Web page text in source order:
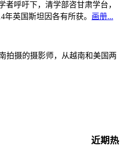
者呼吁下，清学部咨甘肃学台，
英国斯坦因各有所获。 画册...
拍摄的摄影师，从越南和美国两
近期热